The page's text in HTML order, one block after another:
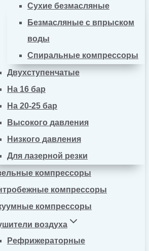
Сухие безмасляные
Безмасляные с впрыском
воды
Спиральные компрессоры
Двухступенчатые
На 16 бар
На 20-25 бар
Высокого давления
Низкого давления
Для лазерной резки
компрессоры
компрессоры
компрессоры
воздуха
Рефрижераторные